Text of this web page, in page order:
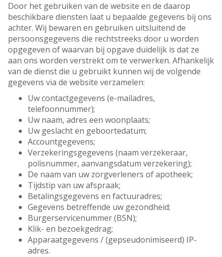
Door het gebruiken van de website en de daarop
beschikbare diensten laat u bepaalde gegevens bij ons
achter. Wij bewaren en gebruiken uitsluitend de
persoonsgegevens die rechtstreeks door u worden
opgegeven of waarvan bij opgave duidelijk is dat ze
aan ons worden verstrekt om te verwerken. Afhankelijk
van de dienst die u gebruikt kunnen wij de volgende
gegevens via de website verzamelen:
Uw contactgegevens (e-mailadres,
telefoonnummer);
Uw naam, adres een woonplaats;
Uw geslacht en geboortedatum;
Accountgegevens;
Verzekeringsgegevens (naam verzekeraar,
polisnummer, aanvangsdatum verzekering);
De naam van uw zorgverleners of apotheek;
Tijdstip van uw afspraak;
Betalingsgegevens en factuuradres;
Gegevens betreffende uw gezondheid;
Burgerservicenummer (BSN);
Klik- en bezoekgedrag;
Apparaatgegevens / (gepseudonimiseerd) IP-
adres.